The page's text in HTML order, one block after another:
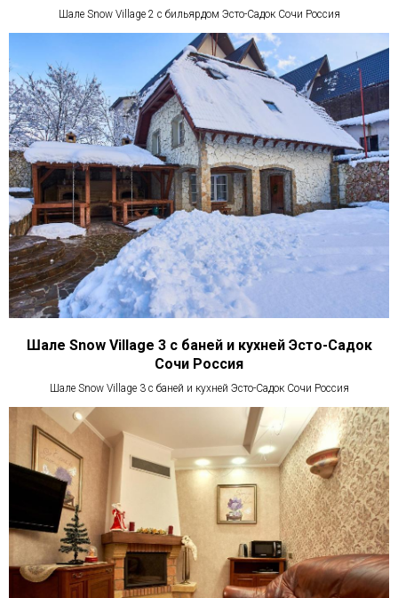
Шале Snow Village 2 с бильярдом Эсто-Садок Сочи Россия
Шале Snow Village 3 с баней и кухней Эсто-Садок
Сочи Россия
Шале Snow Village 3 с баней и кухней Эсто-Садок Сочи Россия